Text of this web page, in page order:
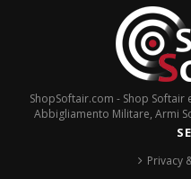
ShopSoftair.com - Shop Softair
Abbigliamento Militare, Armi
Privacy